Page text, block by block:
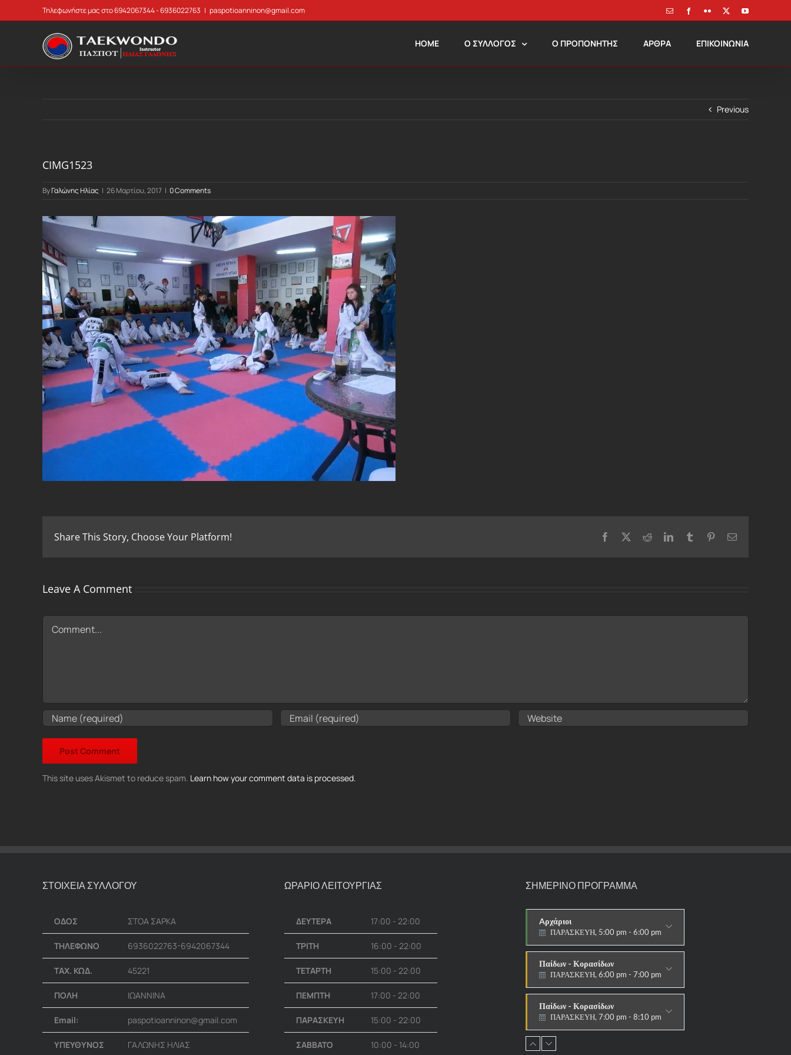
to
Τηλεφωνήστε μας στο 6942067344 - 6936022763 | paspotioanninon@gmail.com Email FacebookFlickr YouTube
HOME Ο ΣΥΛΛΟΓΟΣ Ο ΠΡΟΠΟΝΗΤΗΣ ΑΡΘΡΑ ΕΠΙΚΟΙΝΩΝΙΑ
Previous
CIMG1523
ByΓαλώνης Ηλίας | 26 Μαρτίου, 2017 | 0 Comments
Share This Story, Choose Your Platform! Facebook RedditLinkedInTumblr PinterestEmail
Leave A Comment
Comment
This site uses Akismet to reduce spam. Learn how your comment data is processed.
ΣΤΟΙΧΕΙΑ ΣΥΛΛΟΓΟΥ
ΟΔΟΣ ΣΤΟΑ ΣΑΡΚΑ
ΤΗΛΕΦΩΝΟ 6936022763-6942067344
ΤΑΧ. ΚΩΔ. 45221
ΠΟΛΗ ΙΩΑΝΝΙΝΑ
Email: paspotioanninon@gmail.com
ΥΠΕΥΘΥΝΟΣ ΓΑΛΩΝΗΣ ΗΛΙΑΣ
ΩΡΑΡΙΟ ΛΕΙΤΟΥΡΓΙΑΣ
ΔΕΥΤΕΡΑ 17:00 - 22:00
ΤΡΙΤΗ 16:00 - 22:00
ΤΕΤΑΡΤΗ 15:00 - 22:00
ΠΕΜΠΤΗ 17:00 - 22:00
ΠΑΡΑΣΚΕΥΗ 15:00 - 22:00
ΣΑΒΒΑΤΟ 10:00 - 14:00
ΣΗΜΕΡΙΝΟ ΠΡΟΓΡΑΜΜΑ
Aρχάριοι
ΠΑΡΑΣΚΕΥΗ, 5:00 pm - 6:00 pm
ΠΑΡΑΔΟΣΙΑΚΟ
Παίδων - Κορασίδων
ΠΑΡΑΣΚΕΥΗ, 6:00 pm - 7:00 pm
ΠΑΡΑΔΟΣΙΑΚΟ
Παίδων - Κορασίδων
ΠΑΡΑΣΚΕΥΗ, 7:00 pm - 8:10 pm
ΑΓΩΝΙΣΤΙΚΟ
Εφήβων - Νεανίδων